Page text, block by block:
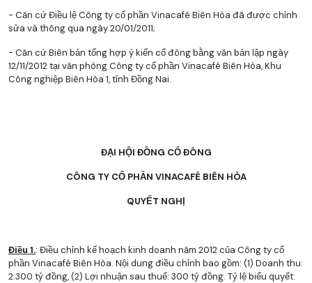
- Căn cứ Điều lệ Công ty cổ phần Vinacafé Biên Hòa đã được chỉnh
sửa và thông qua ngày 20/01/2011;
- Căn cứ Biên bản tổng hợp ý kiến cổ đông bằng văn bản lập ngày
12/11/2012 tại văn phòng Công ty cổ phần Vinacafé Biên Hòa, Khu
Công nghiệp Biên Hòa 1, tỉnh Đồng Nai.
ĐẠI HỘI ĐỒNG CỔ ĐÔNG
CÔNG TY CỔ PHẦN VINACAFÉ BIÊN HÒA
QUYẾT NGHỊ
Điều 1.: Điều chỉnh kế hoạch kinh doanh năm 2012 của Công ty cổ
phần Vinacafé Biên Hòa. Nội dung điều chỉnh bao gồm: (1) Doanh thu:
2.300 tỷ đồng, (2) Lợi nhuận sau thuế: 300 tỷ đồng. Tỷ lệ biểu quyết: